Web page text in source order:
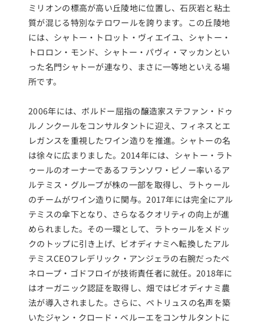
ミリオンの標高が高い丘陵地に位置し、石灰岩と粘土
質が混じる特別なテロワールを誇ります。この丘陵地
には、シャトー・トロット・ヴィエイユ、シャトー・
トロロン・モンド、シャトー・パヴィ・マッカンとい
った名門シャトーが連なり、まさに一等地といえる場
所です。
2006年には、ボルドー屈指の醸造家ステファン・ドゥ
ルノンクールをコンサルタントに迎え、フィネスとエ
レガンスを重視したワイン造りを推進。シャトーの名
は徐々に広まりました。2014年には、シャトー・ラト
ゥールのオーナーであるフランソワ・ピノー率いるア
ルテミス・グループが株の一部を取得し、ラトゥール
のチームがワイン造りに関与。2017年には完全にアル
テミスの傘下となり、さらなるクオリティの向上が進
められました。その一環として、ラトゥールをメドッ
クのトップに引き上げ、ビオディナミへ転換したアル
テミスCEOフレデリック・アンジェラの右腕だったペ
ネロープ・ゴドフロイが技術責任者に就任。2018年に
はオーガニック認証を取得し、畑ではビオディナミ農
法が導入されました。さらに、ペトリュスの名声を築
いたジャン・クロード・ベルーエをコンサルタントに